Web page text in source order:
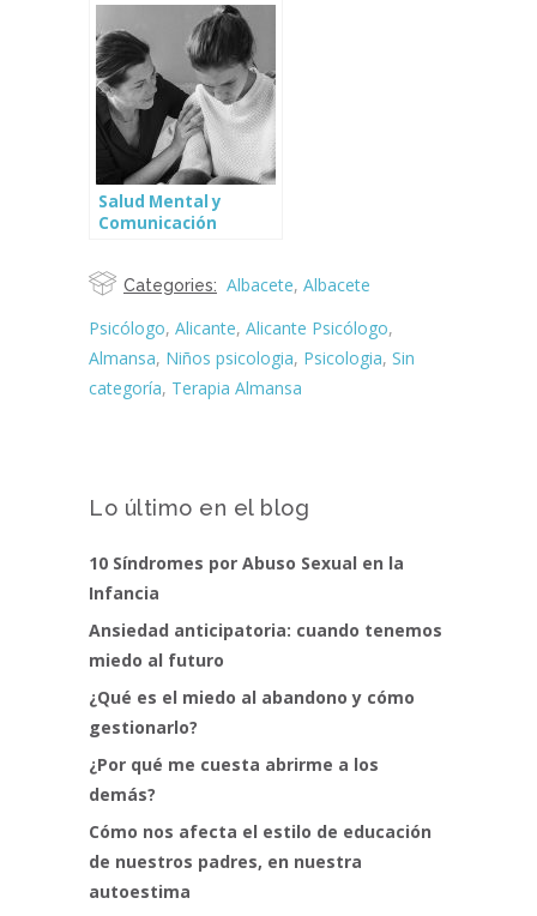
de Atención e
Hiperactividad
(TDAH)
Salud Mental y
Comunicación
Categories: Albacete, Albacete
Psicólogo, Alicante, Alicante Psicólogo,
Almansa, Niños psicologia, Psicologia, Sin
categoría, Terapia Almansa
Lo último en el blog
10 Síndromes por Abuso Sexual en la
Infancia
Ansiedad anticipatoria: cuando tenemos
miedo al futuro
¿Qué es el miedo al abandono y cómo
gestionarlo?
¿Por qué me cuesta abrirme a los
demás?
Cómo nos afecta el estilo de educación
de nuestros padres, en nuestra
autoestima